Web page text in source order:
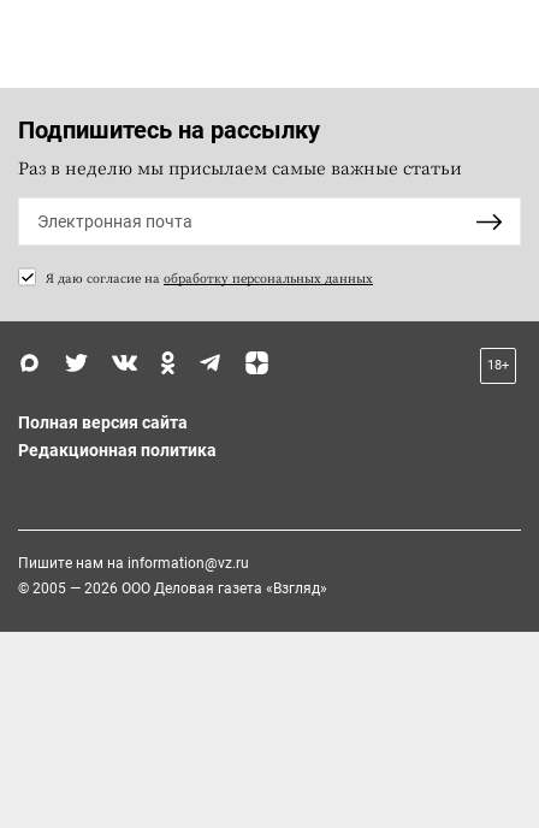
Подпишитесь на рассылку
Раз в неделю мы присылаем самые важные статьи
Я даю согласие на обработку персональных данных
18+
Полная версия сайта
Редакционная политика
Пишите нам на information@vz.ru
© 2005 — 2026 ООО Деловая газета «Взгляд»